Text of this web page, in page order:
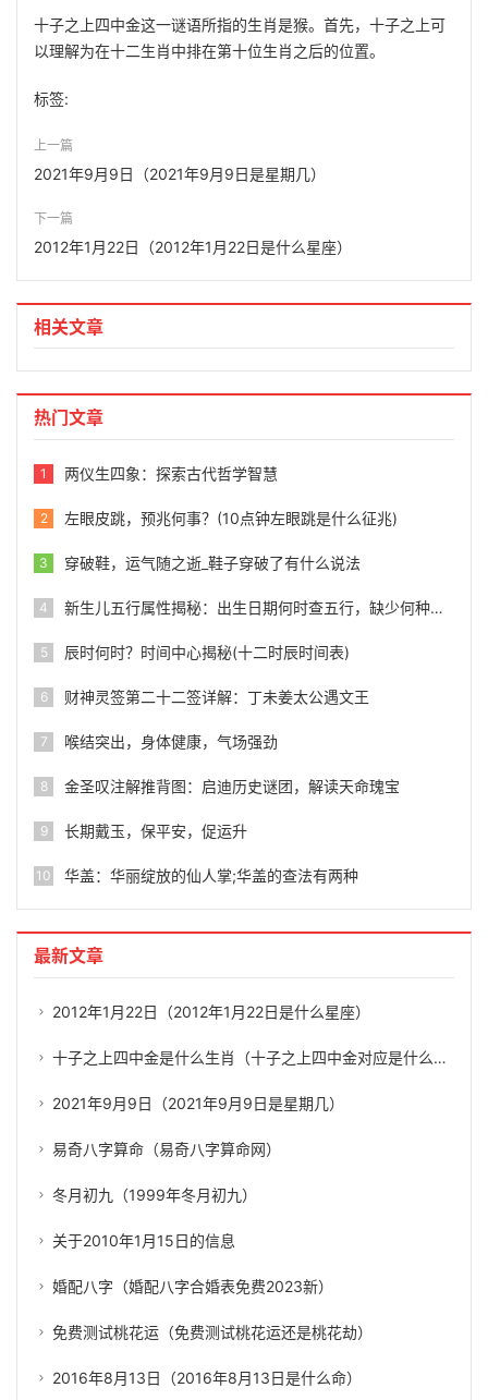
十子之上四中金这一谜语所指的生肖是猴。首先，十子之上可
以理解为在十二生肖中排在第十位生肖之后的位置。
标签:
上一篇
2021年9月9日（2021年9月9日是星期几）
下一篇
2012年1月22日（2012年1月22日是什么星座）
相关文章
热门文章
1 两仪生四象：探索古代哲学智慧
2 左眼皮跳，预兆何事？(10点钟左眼跳是什么征兆)
3 穿破鞋，运气随之逝_鞋子穿破了有什么说法
4 新生儿五行属性揭秘：出生日期何时查五行，缺少何种元素？
5 辰时何时？时间中心揭秘(十二时辰时间表)
6 财神灵签第二十二签详解：丁未姜太公遇文王
7 喉结突出，身体健康，气场强劲
8 金圣叹注解推背图：启迪历史谜团，解读天命瑰宝
9 长期戴玉，保平安，促运升
10 华盖：华丽绽放的仙人掌;华盖的查法有两种
最新文章
2012年1月22日（2012年1月22日是什么星座）
十子之上四中金是什么生肖（十子之上四中金对应是什么生肖）
2021年9月9日（2021年9月9日是星期几）
易奇八字算命（易奇八字算命网）
冬月初九（1999年冬月初九）
关于2010年1月15日的信息
婚配八字（婚配八字合婚表免费2023新）
免费测试桃花运（免费测试桃花运还是桃花劫）
2016年8月13日（2016年8月13日是什么命）